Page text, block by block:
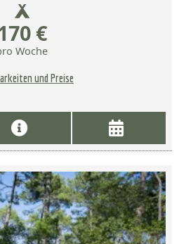
€
Woche
und Preise